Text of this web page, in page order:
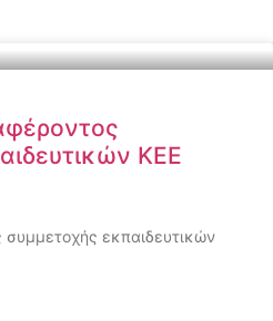
ΚΕΕ
εκπαιδευτικών